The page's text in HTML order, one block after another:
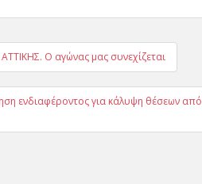
Ο αγώνας μας συνεχίζεται
ενδιαφέροντος για κάλυψη θέσεων